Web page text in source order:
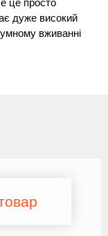
це просто
дуже високий
вживанні